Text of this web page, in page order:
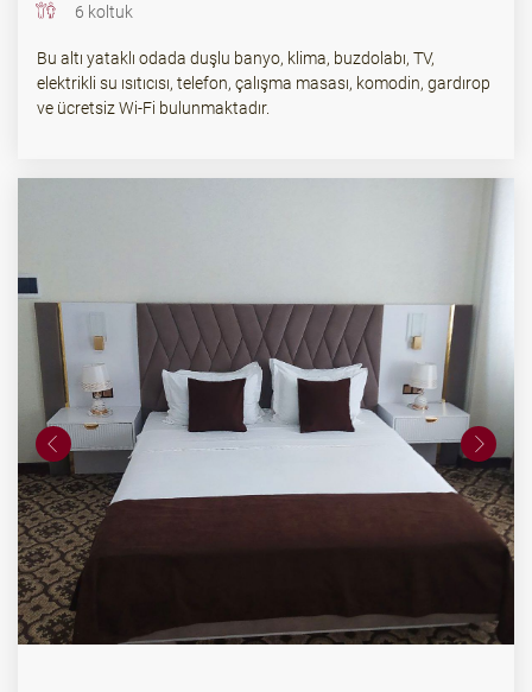
6 koltuk
Bu altı yataklı odada duşlu banyo, klima, buzdolabı, TV,
elektrikli su ısıtıcısı, telefon, çalışma masası, komodin, gardırop
ve ücretsiz Wi-Fi bulunmaktadır.